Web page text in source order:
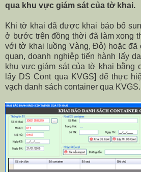
qua khu vực giám sát của tờ khai.
Khi tờ khai đã được khai báo bổ
ở bước trên đồng thời đã làm xong
với tờ khai luồng Vàng, Đỏ) hoặc đã
quan, doanh nghiệp tiến hành lấy
khu vực giám sát của tờ khai bằng
lấy DS Cont qua KVGS] để thực
vạch danh sách container qua KVGS.